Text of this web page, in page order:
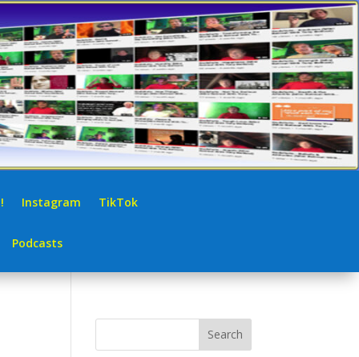
Instagram TikTok
Podcasts
Search